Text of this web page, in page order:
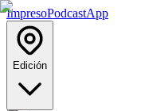
ImpresoPodcastApp
Edición